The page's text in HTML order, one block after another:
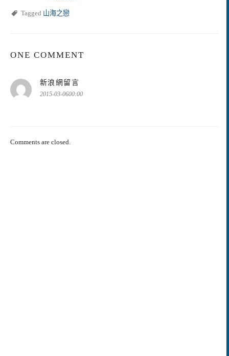
Tagged 山海之戀
ONE COMMENT
新浪網留言
示:
2015-03-0600:00
Comments are closed.